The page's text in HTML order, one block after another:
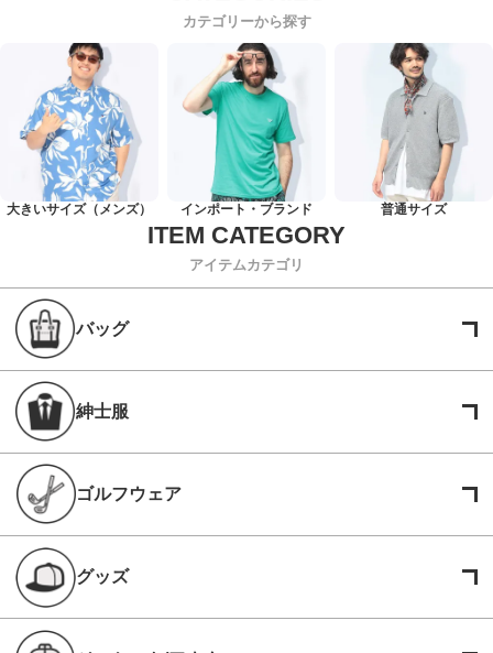
カテゴリーから探す
大きいサイズ（メンズ） インポート・ブランド 普通サイズ
アイテムカテゴリ
バッグ
紳士服
ゴルフウェア
グッズ